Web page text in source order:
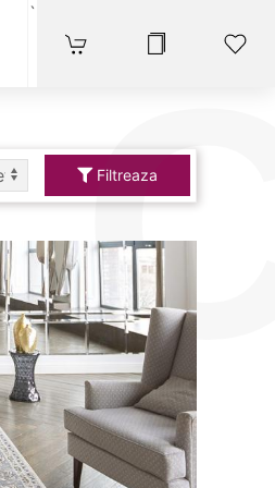
`
Filtreaza